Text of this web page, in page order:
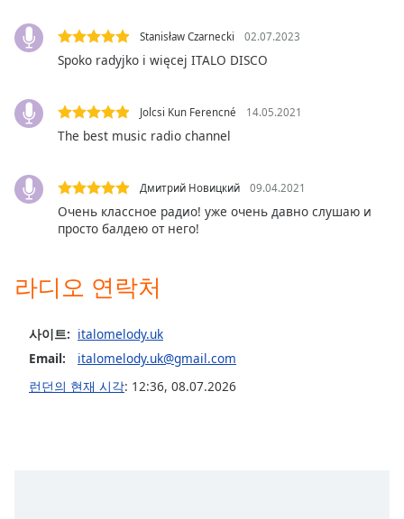
Subtitles
subtitles
opens
subtitles
settings
subtitles
off
selected
Picture-
Picture
Stanisław Czarnecki 02.07.2023
Spoko radyjko i więcej ITALO DISCO
Jolcsi Kun Ferencné 14.05.2021
The best music radio channel
Дмитрий Новицкий 09.04.2021
Очень классное радио! уже очень давно слушаю и
просто балдею от него!
라디오 연락처
사이트: italomelody.uk
Email:
italomelody.uk@gmail.com
런던의 현재 시각: 12:36, 08.07.2026